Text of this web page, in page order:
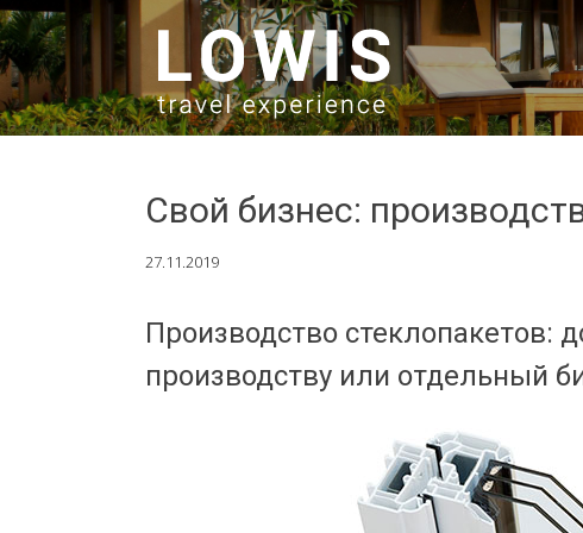
SKIP TO CONTENT
Свой бизнес:
27.11.2019
Производство стеклопакетов:
производству или отдельный